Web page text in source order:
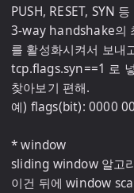
PUSH, RESET, SYN
3-way handshake의
를 활성화시켜서 보내
tcp.flags.syn==1 로
찾아보기 편해.
예) flags(bit): 0000
* window
sliding window 알고
이건 뒤에 window